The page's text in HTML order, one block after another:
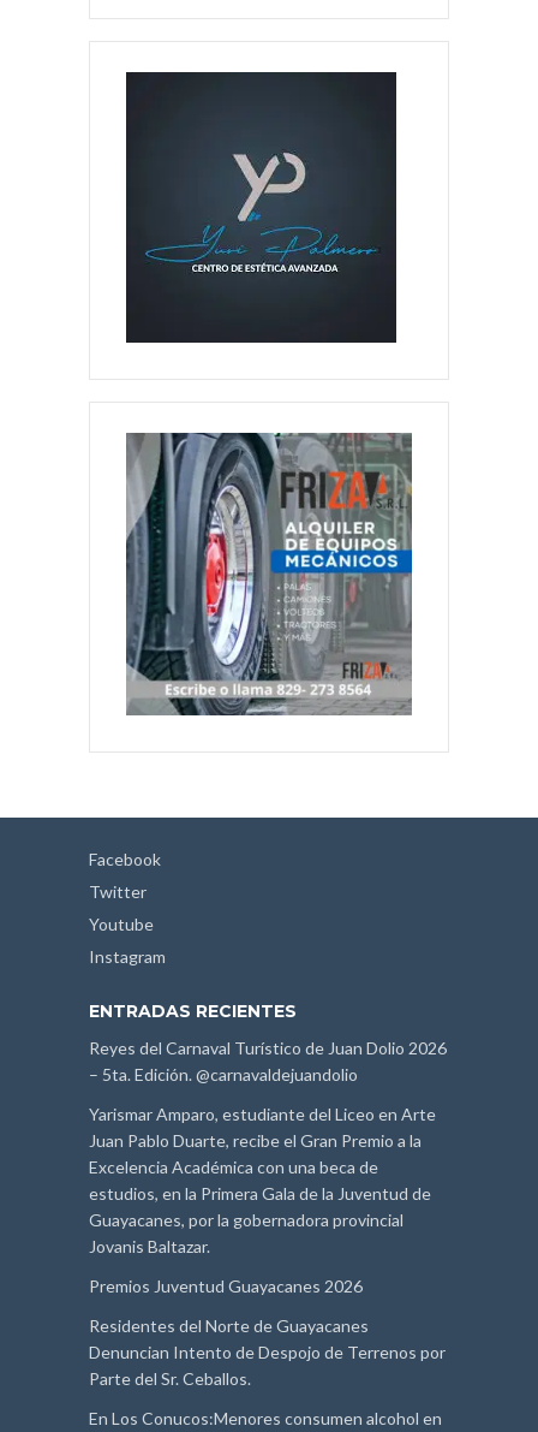
Facebook
Twitter
Youtube
Instagram
ENTRADAS RECIENTES
Reyes del Carnaval Turístico de Juan Dolio 2026
– 5ta. Edición. @carnavaldejuandolio
Yarismar Amparo, estudiante del Liceo en Arte
Juan Pablo Duarte, recibe el Gran Premio a la
Excelencia Académica con una beca de
estudios, en la Primera Gala de la Juventud de
Guayacanes, por la gobernadora provincial
Jovanis Baltazar.
Premios Juventud Guayacanes 2026
Residentes del Norte de Guayacanes
Denuncian Intento de Despojo de Terrenos por
Parte del Sr. Ceballos.
En Los Conucos:Menores consumen alcohol en